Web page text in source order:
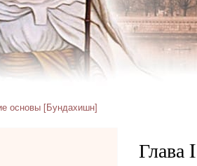
основы [Бундахишн]
Глава